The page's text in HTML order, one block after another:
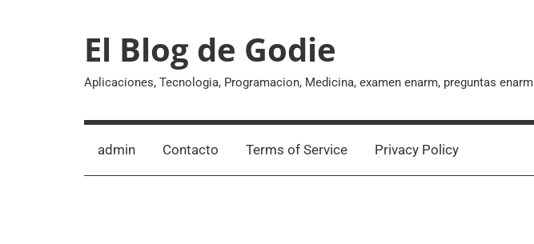
El Blog de Godie
Aplicaciones, Tecnologia, Programacion, Medicina, examen enarm, preguntas enarm
admin Contacto Terms of Service Privacy Policy